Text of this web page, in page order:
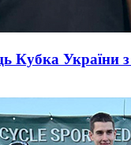
Кубка України з